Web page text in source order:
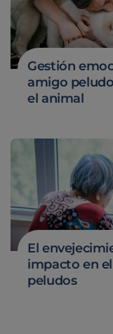
Gestión
amigo
el animal
El
impacto en
peludos